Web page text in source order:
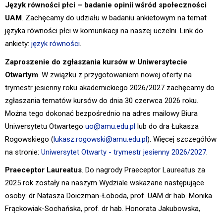
Język równości płci – badanie opinii wśród społeczności
UAM. Zachęcamy do udziału w badaniu ankietowym na temat
języka równości płci w komunikacji na naszej uczelni. Link do
ankiety: język równości.
Zaproszenie do zgłaszania kursów w Uniwersytecie
Otwartym. W związku z przygotowaniem nowej oferty na
trymestr jesienny roku akademickiego 2026/2027 zachęcamy do
zgłaszania tematów kursów do dnia 30 czerwca 2026 roku.
Można tego dokonać bezpośrednio na adres mailowy Biura
Uniwersytetu Otwartego uo@amu.edu.pl lub do dra Łukasza
Rogowskiego (lukasz.rogowski@amu.edu.pl). Więcej szczegółów
na stronie: Uniwersytet Otwarty - trymestr jesienny 2026/2027.
Praeceptor Laureatus. Do nagrody Praeceptor Laureatus za
2025 rok zostały na naszym Wydziale wskazane następujące
osoby: dr Natasza Doiczman-Łoboda, prof. UAM dr hab. Monika
Frąckowiak-Sochańska, prof. dr hab. Honorata Jakubowska,